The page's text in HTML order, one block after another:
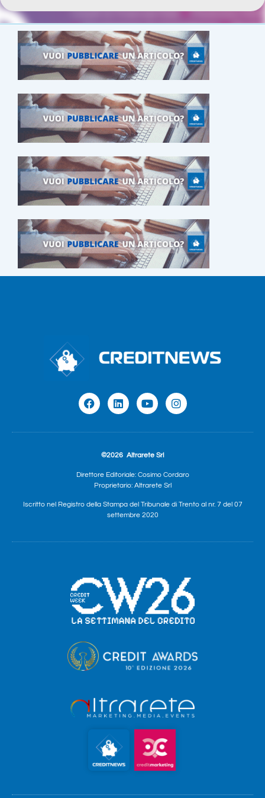
©2026 Altrarete Srl
Direttore Editoriale: Cosimo Cordaro
Proprietario: Altrarete Srl
Iscritto nel Registro della Stampa del Tribunale di Trento al nr. 7 del 07
settembre 2020